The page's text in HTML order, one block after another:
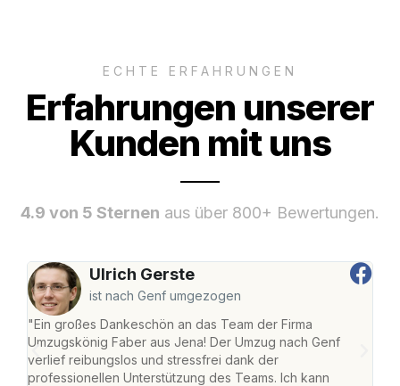
ECHTE ERFAHRUNGEN
Erfahrungen unserer
Kunden mit uns
4.9 von 5 Sternen aus über 800+ Bewertungen.
Ulrich Gerste
ist nach Genf umgezogen
"Ein großes Dankeschön an das Team der Firma
Umzugskönig Faber aus Jena! Der Umzug nach Genf
verlief reibungslos und stressfrei dank der
professionellen Unterstützung des Teams. Ich kann